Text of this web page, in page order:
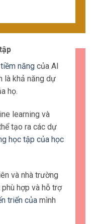
năng của AI
là khả năng dự
họ.
learning và
tạo ra các dự
học tập của học
và nhà trường
hợp và hỗ trợ
triển của mình